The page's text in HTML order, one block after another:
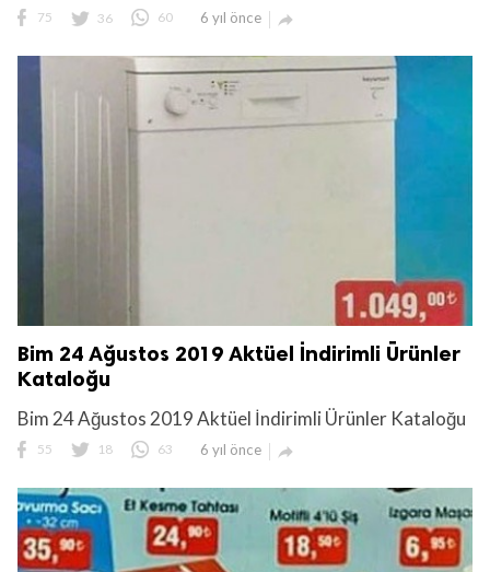
75 36 60 6 yıl önce 
Bim 24 Ağustos 2019 Aktüel İndirimli Ürünler
Kataloğu
Bim 24 Ağustos 2019 Aktüel İndirimli Ürünler Kataloğu
55 18 63 6 yıl önce 